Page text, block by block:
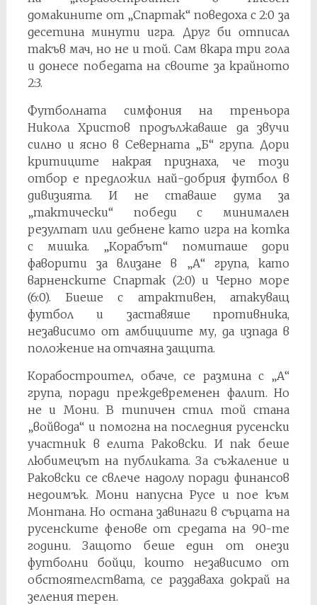
домакините от „Спартак“ поведоха с 2:0 за
десетина минути игра. Друг би отписал
такъв мач, но не и той. Сам вкара три гола
и донесе победата на своите за крайното
2:3.
Футболната симфония на треньора
Никола Христов продължаваше да звучи
силно и ясно в Северната „Б“ група. Дори
критиците накрая признаха, че този
отбор е предложил най-добрия футбол в
дивизията. И не ставаше дума за
„тактически“ победи с минимален
резултат или дебнене като игра на котка
с мишка. „Корабът“ помиташе дори
фаворити за влизане в „А“ група, като
варненските Спартак (2:0) и Черно море
(6:0). Биеше с атрактивен, атакуващ
футбол и заставяше противника,
независимо от амбициите му, да изпада в
положение на отчаяна защита.
Корабостроител, обаче, се размина с „А“
група, поради преждевременен фалит. Но
не и Мони. В типичен стил той стана
„войвода“ и помогна на последния русенски
участник в елита Раковски. И пак беше
любимецът на публиката. За съжаление и
Раковски се свлече надолу поради финансов
недоимък. Мони напусна Русе и пое към
Монтана. Но остана завинаги в сърцата на
русенските фенове от средата на 90-те
години. Защото беше един от онези
футболни бойци, които независимо от
обстоятелствата, се раздаваха докрай на
зеления терен.